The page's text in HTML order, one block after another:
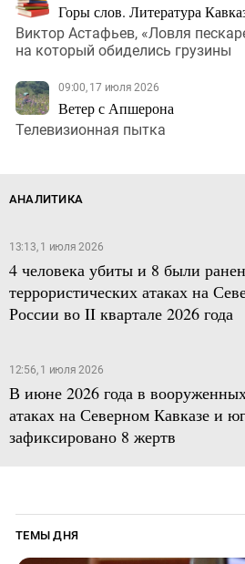
Горы слов. Литература
Виктор Астафьев, «Ловля
на который обиделись грузины
09:00, 17 июля 2026
Ветер с Апшерона
Телевизионная пытка
АНАЛИТИКА
13:13, 1 июля 2026
4 человека убиты и 8 были
террористических атаках на
России во II квартале 2026 года
12:56, 1 июля 2026
В июне 2026 года в
атаках на Северном Кавказе и
зафиксировано 8 жертв
ТЕМЫ ДНЯ